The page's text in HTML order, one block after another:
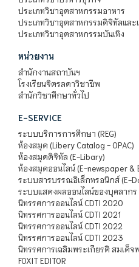
ประเภทวิชาอุตสาหกรรมอาหาร
ประเภทวิชาอุตสาหกรรมดิจิทัลและ
ประเภทวิชาอุตสาหกรรมบันเทิง
หน่วยงาน
สำนักงานสถาบันฯ
โรงเรียนจิตรลดาวิชาชีพ
สำนักวิชาศึกษาทั่วไป
E-SERVICE
ระบบบริการการศึกษา (REG)
ห้องสมุด (Libery Catalog - OPAC)
ห้องสมุดดิจิทัล (E-Libary)
ห้องสมุดออนไลน์ (E-newspaper &
ระบบสารบรรณอิเล็กทรอนิกส์ (E-
ระบบแสดงผลออนไลน์ของบุคลากร
นิทรรศการออนไลน์ CDTI 2020
นิทรรศการออนไลน์ CDTI 2021
นิทรรศการออนไลน์ CDTI 2022
นิทรรศการออนไลน์ CDTI 2023
นิทรรศการเฉลิมพระเกียรติ สมเด็จ
FOXIT EDITOR